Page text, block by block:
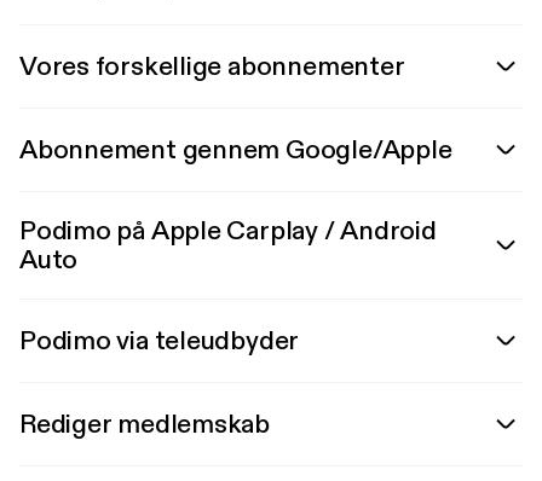
Vores forskellige abonnementer
Abonnement gennem Google/Apple
Podimo på Apple Carplay / Android
Auto
Podimo via teleudbyder
Rediger medlemskab